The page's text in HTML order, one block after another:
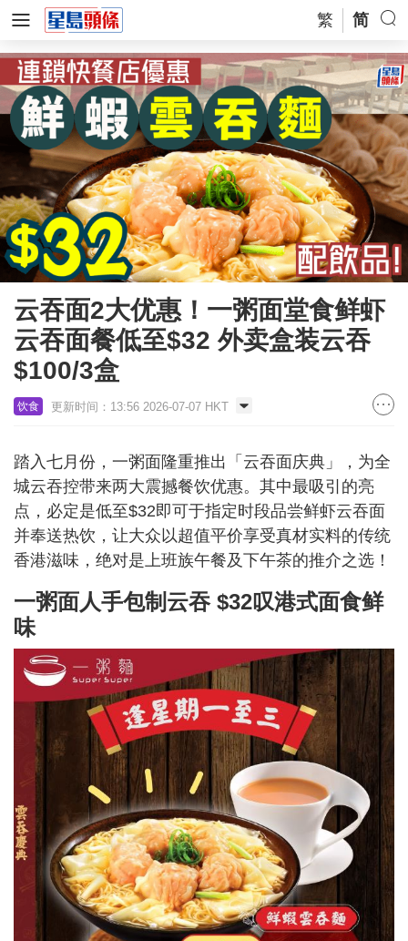
繁 简
云吞面2大优惠！一粥面堂食鲜虾
云吞面餐低至$32 外卖盒装云吞
$100/3盒
饮食 更新时间：13:56 2026-07-07 HKT
踏入七月份，一粥面隆重推出「云吞面庆典」，为全
城云吞控带来两大震撼餐饮优惠。其中最吸引的亮
点，必定是低至$32即可于指定时段品尝鲜虾云吞面
并奉送热饮，让大众以超值平价享受真材实料的传统
香港滋味，绝对是上班族午餐及下午茶的推介之选！
一粥面人手包制云吞 $32叹港式面食鲜
味